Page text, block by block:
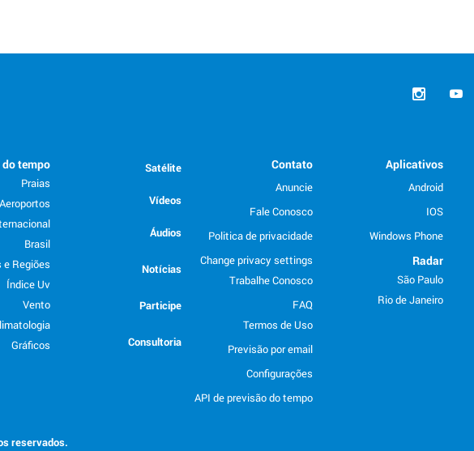
Aplicativos
Android
IOS
Windows Phone
Radar
São Paulo
Rio de Janeiro
Contato
Anuncie
Fale Conosco
Politica de privacidade
Change privacy settings
Trabalhe Conosco
FAQ
Termos de Uso
Previsão por email
Configurações
API de previsão do tempo
Satélite
Vídeos
Áudios
Notícias
Participe
Consultoria
tempo
Praias
Aeroportos
Brasil
e Regiões
Índice Uv
Vento
Gráficos
reservados.